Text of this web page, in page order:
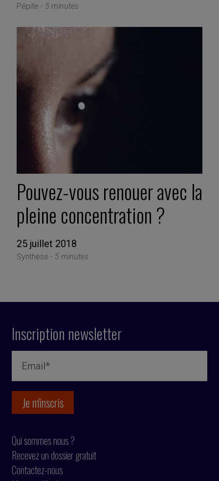
Pépite - 5 minutes
Pouvez-vous renouer avec la
pleine concentration ?
25 juillet 2018
Synthèse - 5 minutes
Inscription newsletter
Qui sommes nous ?
Recevez un dossier gratuit
Contactez-nous